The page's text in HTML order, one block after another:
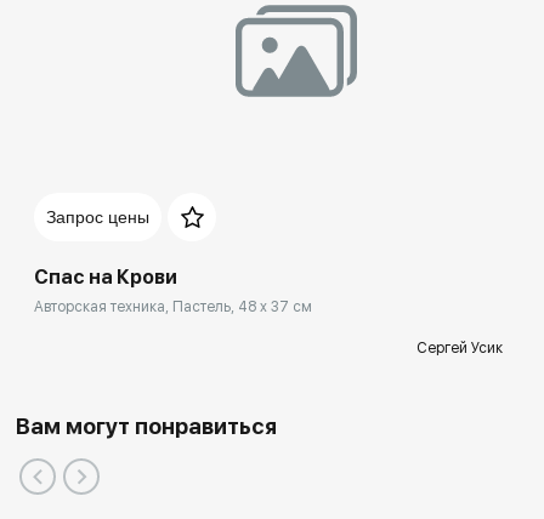
Запрос цены
Спас на Крови
Авторская техника, Пастель, 48 x 37 см
Сергей Усик
Вам могут понравиться